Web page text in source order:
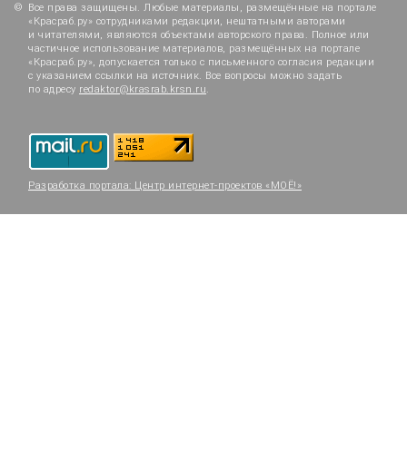
Все права защищены. Любые материалы, размещённые на портале
«Красраб.ру» сотрудниками редакции, нештатными авторами
и читателями, являются объектами авторского права. Полное или
частичное использование материалов, размещённых на портале
«Красраб.ру», допускается только с письменного согласия редакции
с указанием ссылки на источник. Все вопросы можно задать
по адресу redaktor@krasrab.krsn.ru.
Разработка портала: Центр интернет-проектов «МОЁ!»